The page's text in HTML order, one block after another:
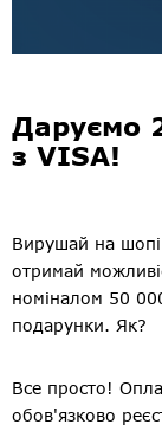
Даруємо
з VISA!
Вирушай на
отримай
номіналом 50
подарунки. Як?
Все просто!
обов'язково